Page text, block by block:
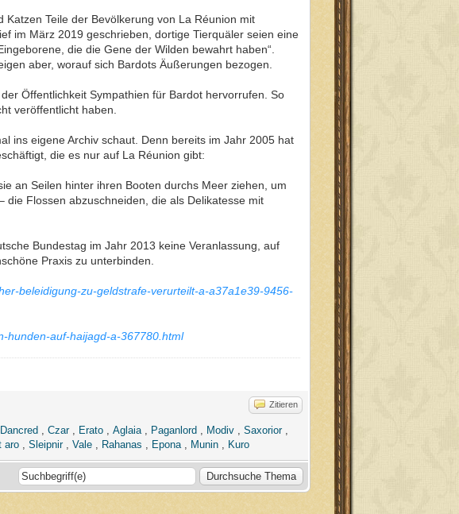
Teile der Bevölkerung von La Réunion mit
im März 2019 geschrieben, dortige Tierquäler seien eine
die die Gene der Wilden bewahrt haben“.
aber, worauf sich Bardots Äußerungen bezogen.
Öffentlichkeit Sympathien für Bardot hervorrufen. So
veröffentlicht haben.
ins eigene Archiv schaut. Denn bereits im Jahr 2005 hat
die es nur auf La Réunion gibt:
an Seilen hinter ihren Booten durchs Meer ziehen, um
Flossen abzuschneiden, die als Delikatesse mit
Bundestag im Jahr 2013 keine Veranlassung, auf
Praxis zu unterbinden.
beleidigung-zu-geldstrafe-verurteilt-a-a37a1e39-9456-
hunden-auf-haijagd-a-367780.html
Zitieren
Dancred Czar, Erato Aglaia Paganlord Modiv Saxorior,
aro Sleipnir, Vale Rahanas Epona Munin Kuro